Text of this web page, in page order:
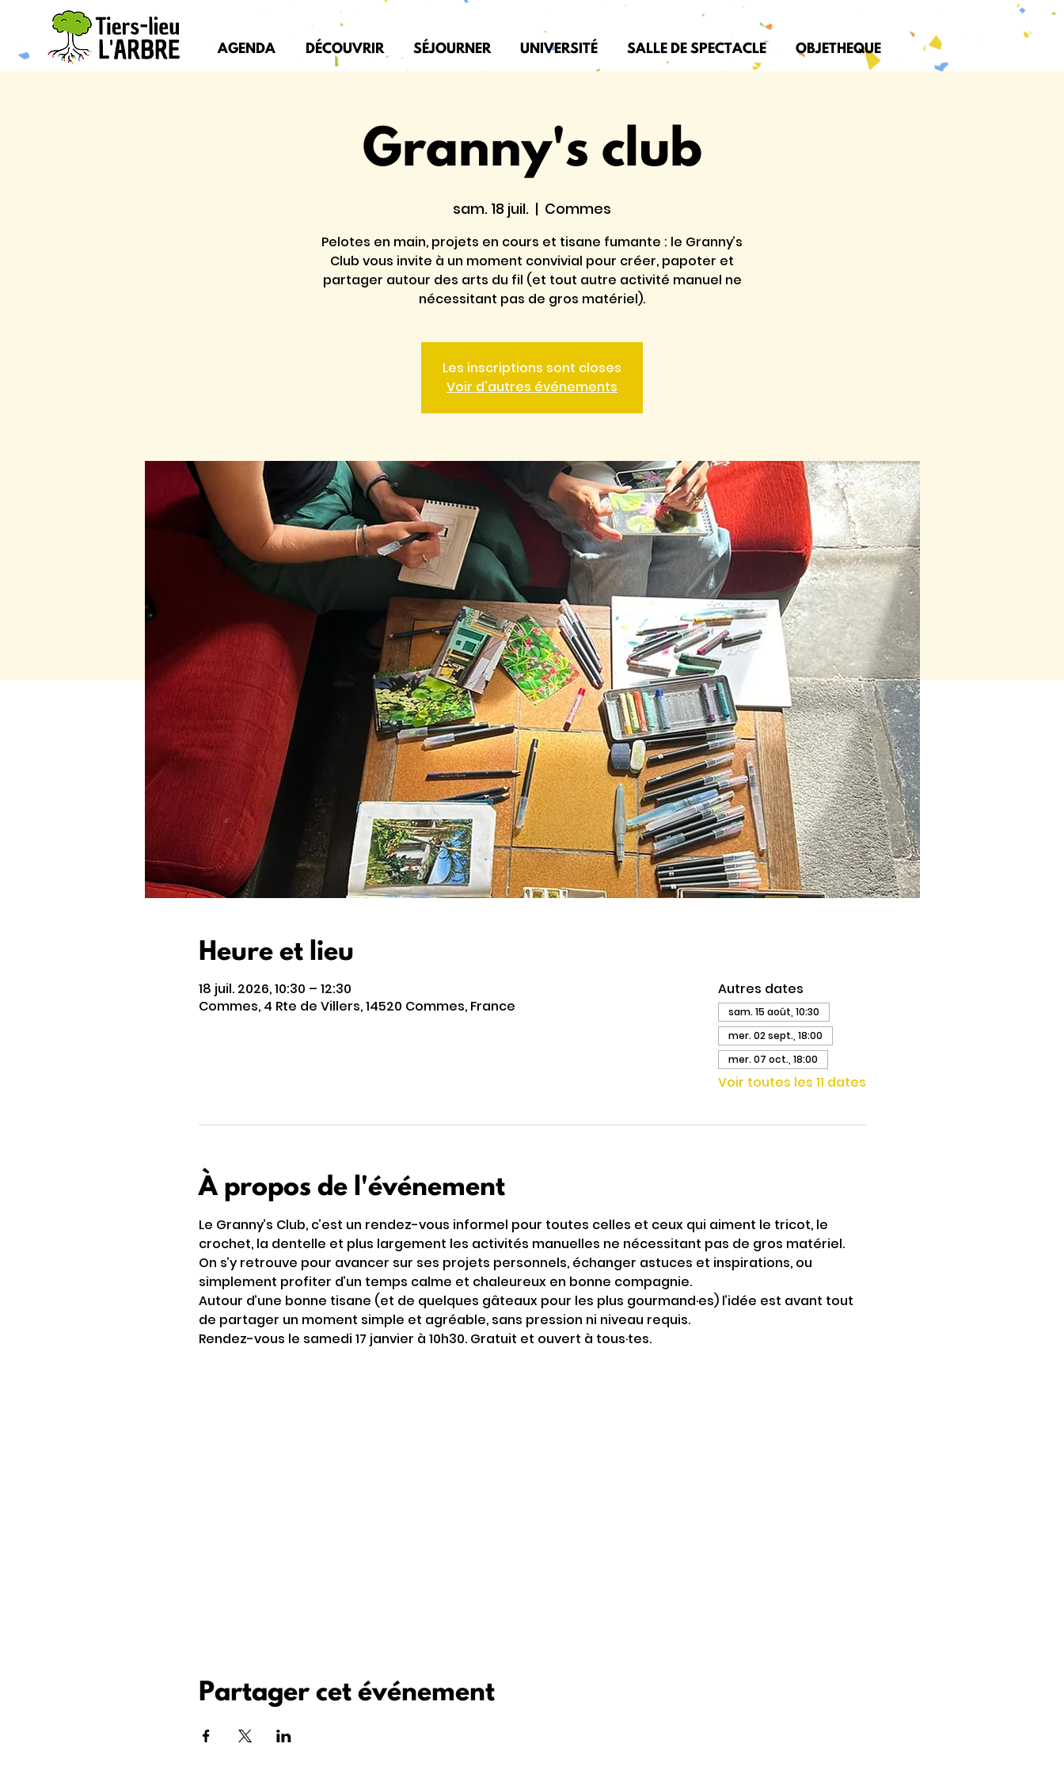
AGENDA DÉCOUVRIR SÉJOURNER UNIVERSITÉ SALLE DE SPECTACLE OBJETHEQUE
Granny's club
sam. 18 juil.
  |
Commes
Pelotes en main, projets en cours et tisane fumante : le Granny’s
Club vous invite à un moment convivial pour créer, papoter et
partager autour des arts du fil (et tout autre activité manuel ne
nécessitant pas de gros matériel).
Les inscriptions sont closes
Voir d'autres événements
Heure et lieu
18 juil. 2026, 10:30 – 12:30
Commes, 4 Rte de Villers, 14520 Commes, France
Autres dates
sam. 15 août, 10:30
mer. 02 sept., 18:00
mer. 07 oct., 18:00
Voir toutes les 11 dates
À propos de l'événement
Le Granny’s Club, c’est un rendez-vous informel pour toutes celles et ceux qui aiment le tricot, le
crochet, la dentelle et plus largement les activités manuelles ne nécessitant pas de gros matériel.
On s’y retrouve pour avancer sur ses projets personnels, échanger astuces et inspirations, ou
simplement profiter d’un temps calme et chaleureux en bonne compagnie.
Autour d’une bonne tisane (et de quelques gâteaux pour les plus gourmand·es) l’idée est avant tout
de partager un moment simple et agréable, sans pression ni niveau requis.
Rendez-vous le samedi 17 janvier à 10h30. Gratuit et ouvert à tous·tes.
Partager cet événement